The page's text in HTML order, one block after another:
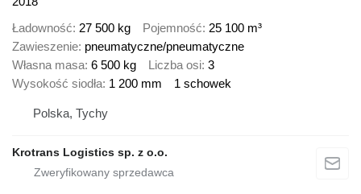
Ładowność 27 500 kg Pojemność 25 100 m³
Zawieszenie pneumatyczne/pneumatyczne
Własna masa 6 500 kg Liczba osi 3
Wysokość siodła 1 200 mm 1 schowek
Polska, Tychy
Krotrans Logistics sp. z o.o.